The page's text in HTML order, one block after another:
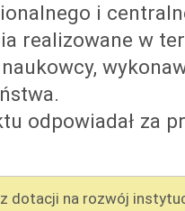
i
realizowane w
odpowiadał za
dotacji na rozwój